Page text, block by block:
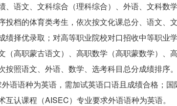
、语文、文科综合（理科综合）、外语、文科数
投档的体育类考生，依次按文化课总分、语文、
绩择优录取；对高等职业院校对口招收中等职业
（高职蒙古语文）、高职数学（高职蒙数学）、
照语文、外语、数学、选考科目总分成绩排序。
语语种为英语，需加试英语口语且成绩合格；国
互认课程（AISEC）专业要求外语语种为英语。